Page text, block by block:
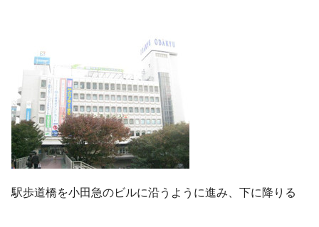
駅歩道橋を小田急のビルに沿うように進み、下に降りる